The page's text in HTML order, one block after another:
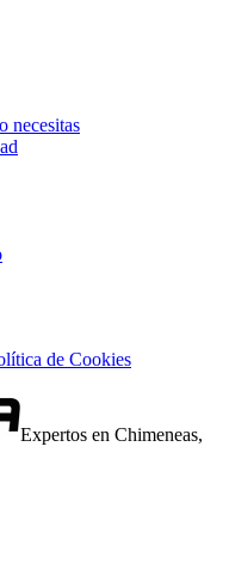
necesitas
de Cookies
Expertos en Chimeneas,